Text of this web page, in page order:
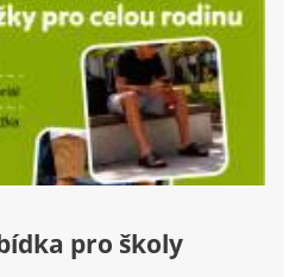
pro školy